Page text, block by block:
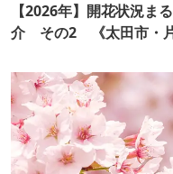
【2026年】開花状況ま
介 その2 《太田市・片